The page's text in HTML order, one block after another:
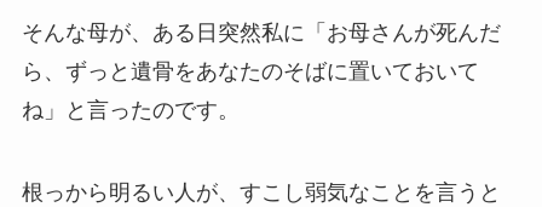
そんな母が、ある日突然私に「お母さんが死んだ
ら、ずっと遺骨をあなたのそばに置いておいて
ね」と言ったのです。
根っから明るい人が、すこし弱気なことを言うと